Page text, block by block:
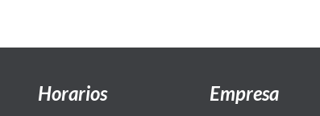
Horarios Empresa